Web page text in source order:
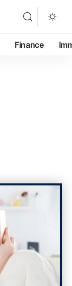
Finance